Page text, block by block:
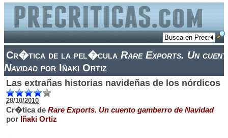
Cr�tica de la pel�cula Rare Exports. Un
Navidad por Iñaki Ortiz
Las extrañas historias navideñas de los nórdicos
28/10/2010
Cr�tica deRare Exports. Un cuento gamberro de Navidad
por Iñaki Ortiz